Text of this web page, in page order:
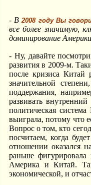
- В2008 году Вы
все более значимую,
доминирование
- Ну, давайте
развития в 2009-м.
после кризиса
значительной
поддержания,
развивать
политическая
выиграла, потому что
Вопрос о том, кто
посчитаем, когда
отношении оказался
раньше
Америка и Китай.
экономической, и